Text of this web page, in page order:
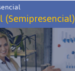
(Semipresencial)